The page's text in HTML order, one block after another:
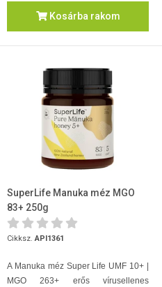
Kosárba rakom
SuperLife Manuka méz MGO
83+ 250g
Cikksz.API1361
A Manuka méz Super Life UMF 10+ |
MGO 263+ erős vírusellenes